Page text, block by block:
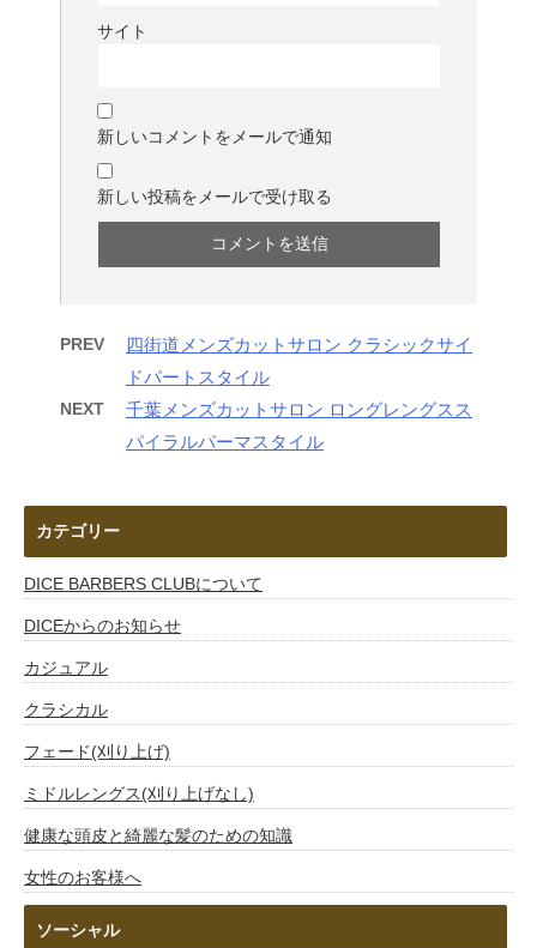
サイト
新しいコメントをメールで通知
新しい投稿をメールで受け取る
PREV
四街道メンズカットサロン クラシックサイ
ドパートスタイル
NEXT
千葉メンズカットサロン ロングレングスス
パイラルパーマスタイル
カテゴリー
DICE BARBERS CLUBについて
DICEからのお知らせ
カジュアル
クラシカル
フェード(刈り上げ)
ミドルレングス(刈り上げなし)
健康な頭皮と綺麗な髪のための知識
女性のお客様へ
ソーシャル